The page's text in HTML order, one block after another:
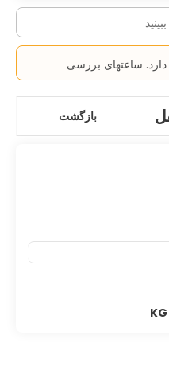
ساعتهای بررسی
بازگشت